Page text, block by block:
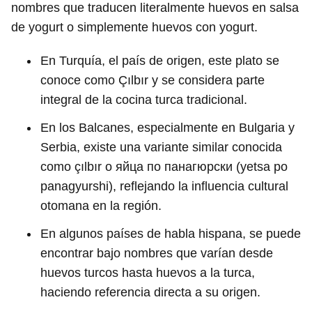
nombres que traducen literalmente huevos en salsa
de yogurt o simplemente huevos con yogurt.
En Turquía, el país de origen, este plato se
conoce como Çılbır y se considera parte
integral de la cocina turca tradicional.
En los Balcanes, especialmente en Bulgaria y
Serbia, existe una variante similar conocida
como çılbır o яйца по панагюрски (yetsa po
panagyurshi), reflejando la influencia cultural
otomana en la región.
En algunos países de habla hispana, se puede
encontrar bajo nombres que varían desde
huevos turcos hasta huevos a la turca,
haciendo referencia directa a su origen.